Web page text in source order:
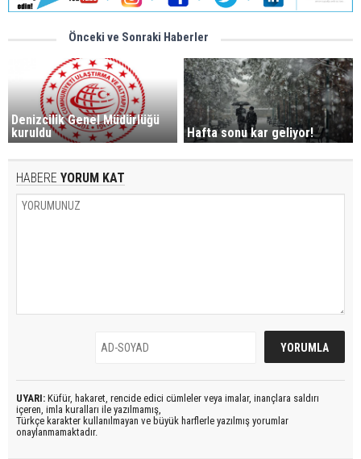
Önceki ve Sonraki Haberler
Denizcilik Genel Müdürlüğü
kuruldu
Hafta sonu kar geliyor!
HABERE YORUM KAT
UYARI: Küfür, hakaret, rencide edici cümleler veya imalar, inançlara saldırı
içeren, imla kuralları ile yazılmamış,
Türkçe karakter kullanılmayan ve büyük harflerle yazılmış yorumlar
onaylanmamaktadır.